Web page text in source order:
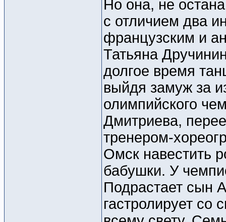
Но она, не
с отличием два
французским и
Татьяна
долгое время
выйдя замуж за
олимпийского
Дмитриева,
тренером-
Омск навестить
бабушки. У
Подрастает сын
гастролирует со